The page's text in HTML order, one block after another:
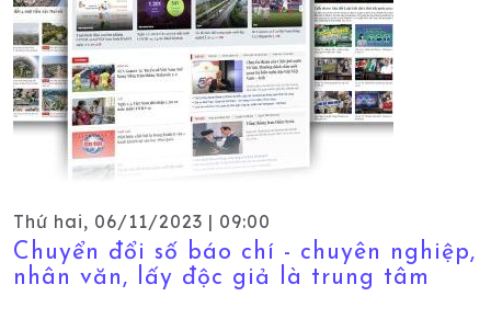
Thứ hai, 06/11/2023 | 09:00
Chuyển đổi số báo chí - chuyên nghiệp,
nhân văn, lấy độc giả là trung tâm